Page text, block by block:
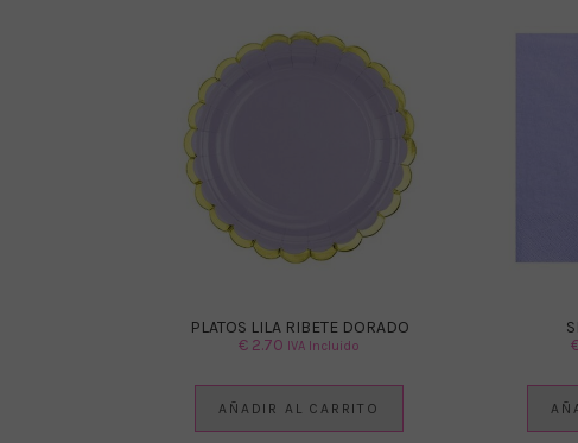
PLATOS LILA RIBETE DORADO
€ 2.70 IVA Incluido
AÑADIR AL CARRITO